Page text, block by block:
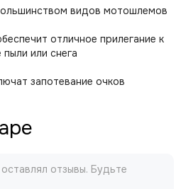
видов мотошлемов
отличное прилегание к
или снега
запотевание очков
отзывы. Будьте